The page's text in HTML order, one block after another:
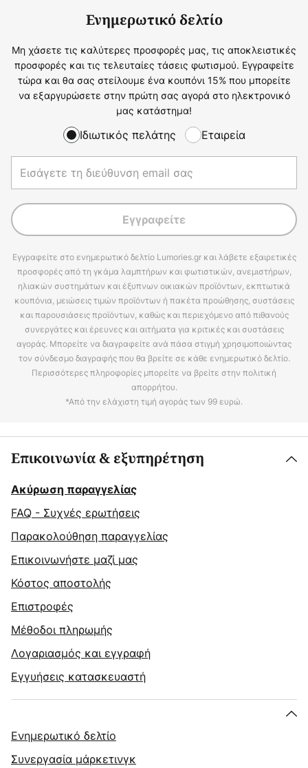
Ενημερωτικό δελτίο
Μη χάσετε τις καλύτερες προσφορές μας, τις αποκλειστικές
προσφορές και τις τελευταίες τάσεις φωτισμού. Εγγραφείτε
τώρα και θα σας στείλουμε ένα κουπόνι 15% που μπορείτε
να εξαργυρώσετε στην πρώτη σας αγορά στο ηλεκτρονικό
μας κατάστημα!
Ιδιωτικός πελάτης Εταιρεία
Εγγραφείτε
Εγγραφείτε στο ενημερωτικό δελτίο Lumories.gr και λάβετε εξαιρετικές
προσφορές από τη γκάμα λαμπτήρων και φωτιστικών, ανεμιστήρων,
ηλιακών συστημάτων και έξυπνων οικιακών προϊόντων, εκπτωτικά
κουπόνια, μειώσεις τιμών προϊόντων ή πακέτα προώθησης, συστάσεις
και παρουσιάσεις προϊόντων, καθώς και περιεχόμενο από πιθανούς
συνεργάτες και έρευνες και αιτήματα για κριτικές και συστάσεις
αγοράς. Μπορείτε να διαγραφείτε ανά πάσα στιγμή χρησιμοποιώντας
τον σύνδεσμο διαγραφής που θα βρείτε σε κάθε ενημερωτικό δελτίο.
Περισσότερες πληροφορίες μπορείτε να βρείτε στην πολιτική
απορρήτου.
*Από την ελάχιστη τιμή αγοράς των 99 ευρώ.
Επικοινωνία & εξυπηρέτηση
Ακύρωση παραγγελίας
FAQ - Συχνές ερωτήσεις
Παρακολούθηση παραγγελίας
Επικοινωνήστε μαζί μας
Κόστος αποστολής
Επιστροφές
Μέθοδοι πληρωμής
Λογαριασμός και εγγραφή
Εγγυήσεις κατασκευαστή
Ενημερωτικό δελτίο
Συνεργασία μάρκετινγκ